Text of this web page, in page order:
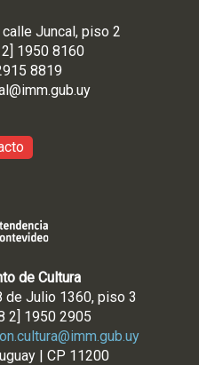
Juncal, piso 2
1950 8160
8819
.uy
de Cultura
de Julio 1360, piso 3
2] 1950 2905
| CP 11200